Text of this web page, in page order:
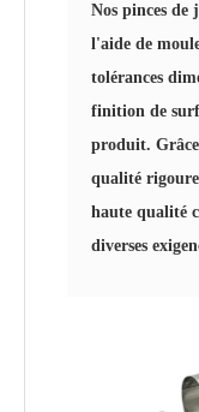
Nos pinces de
l'aide de
tolérances
finition de
produit. Grâce
qualité
haute qualité
diverses